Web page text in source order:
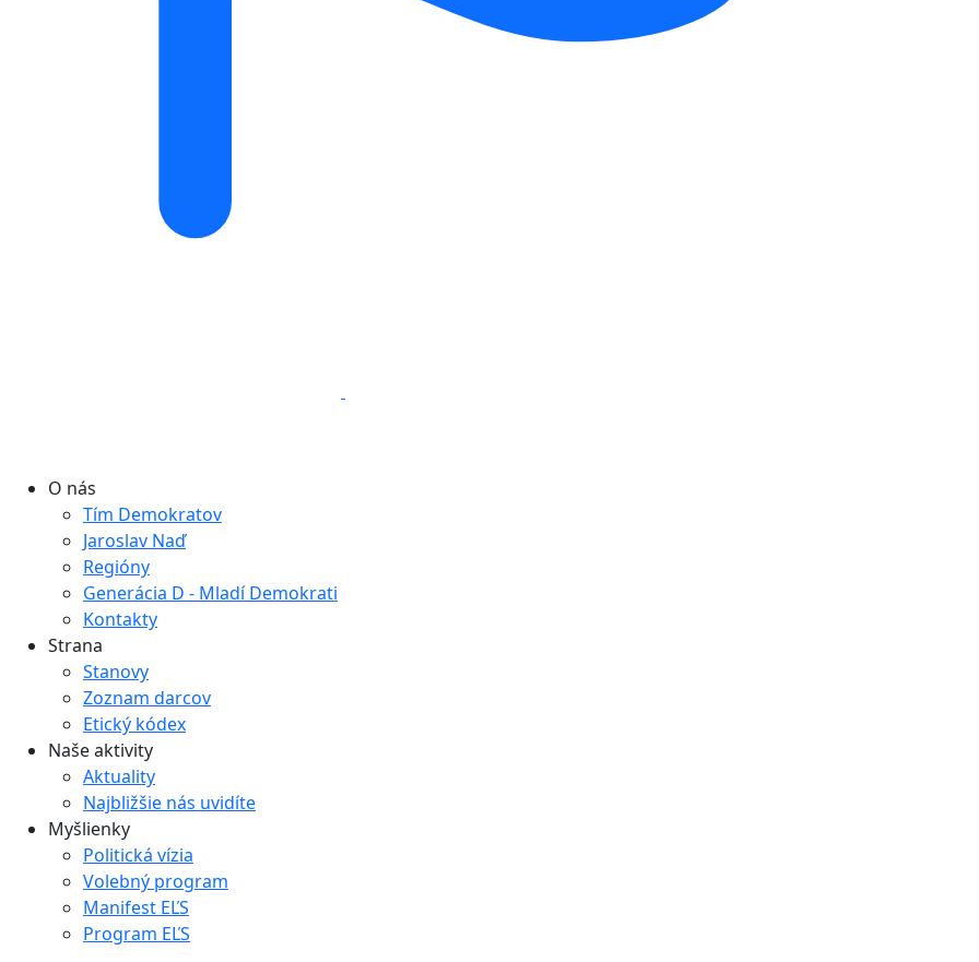
O nás
Tím Demokratov
Jaroslav Naď
Regióny
Generácia D - Mladí Demokrati
Kontakty
Strana
Stanovy
Zoznam darcov
Etický kódex
Naše aktivity
Aktuality
Najbližšie nás uvidíte
Myšlienky
Politická vízia
Volebný program
Manifest EĽS
Program EĽS